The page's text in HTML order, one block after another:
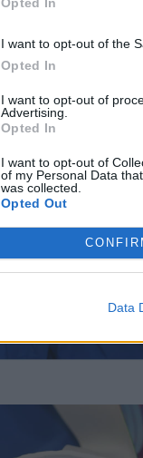
I want to opt-out of the
Opted In
I want to opt-out of
Advertising.
Opted In
I want to opt-out of
of my Personal Data
was collected.
Opted Out
Data